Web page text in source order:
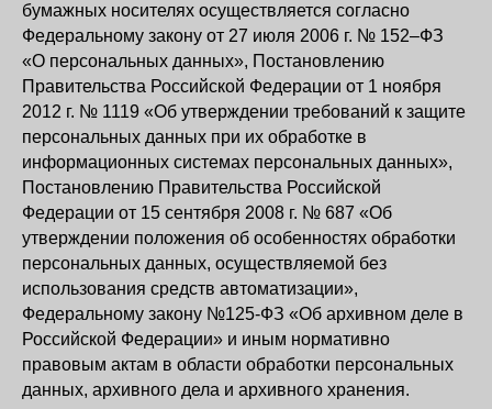
бумажных носителях осуществляется согласно
Федеральному закону от 27 июля 2006 г. № 152–ФЗ
«О персональных данных», Постановлению
Правительства Российской Федерации от 1 ноября
2012 г. № 1119 «Об утверждении требований к защите
персональных данных при их обработке в
информационных системах персональных данных»,
Постановлению Правительства Российской
Федерации от 15 сентября 2008 г. № 687 «Об
утверждении положения об особенностях обработки
персональных данных, осуществляемой без
использования средств автоматизации»,
Федеральному закону №125-ФЗ «Об архивном деле в
Российской Федерации» и иным нормативно
правовым актам в области обработки персональных
данных, архивного дела и архивного хранения.